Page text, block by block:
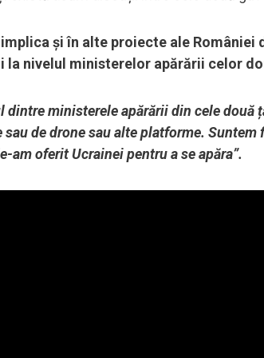
și în alte proiecte ale
la nivelul ministerelor apărării celor
dintre ministerele apărării din cele
de drone sau alte platforme.
am oferit Ucrainei pentru a se apăra”.